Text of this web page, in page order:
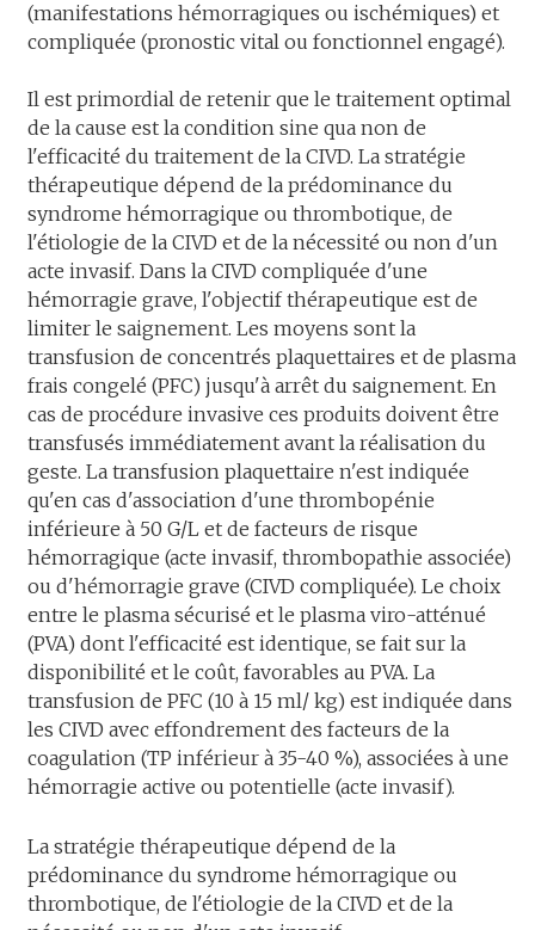
(manifestations hémorragiques ou ischémiques) et
compliquée (pronostic vital ou fonctionnel engagé).
Il est primordial de retenir que le traitement optimal
de la cause est la condition sine qua non de
l'efficacité du traitement de la CIVD. La stratégie
thérapeutique dépend de la prédominance du
syndrome hémorragique ou thrombotique, de
l'étiologie de la CIVD et de la nécessité ou non d'un
acte invasif. Dans la CIVD compliquée d'une
hémorragie grave, l'objectif thérapeutique est de
limiter le saignement. Les moyens sont la
transfusion de concentrés plaquettaires et de plasma
frais congelé (PFC) jusqu'à arrêt du saignement. En
cas de procédure invasive ces produits doivent être
transfusés immédiatement avant la réalisation du
geste. La transfusion plaquettaire n'est indiquée
qu'en cas d'association d'une thrombopénie
inférieure à 50 G/L et de facteurs de risque
hémorragique (acte invasif, thrombopathie associée)
ou d'hémorragie grave (CIVD compliquée). Le choix
entre le plasma sécurisé et le plasma viro-atténué
(PVA) dont l'efficacité est identique, se fait sur la
disponibilité et le coût, favorables au PVA. La
transfusion de PFC (10 à 15 ml/ kg) est indiquée dans
les CIVD avec effondrement des facteurs de la
coagulation (TP inférieur à 35-40 %), associées à une
hémorragie active ou potentielle (acte invasif).
La stratégie thérapeutique dépend de la
prédominance du syndrome hémorragique ou
thrombotique, de l'étiologie de la CIVD et de la